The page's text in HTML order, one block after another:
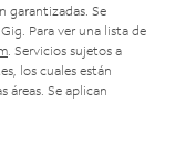
garantizadas. Se
Para ver una lista de
. Servicios sujetos a
los cuales están
áreas. Se aplican